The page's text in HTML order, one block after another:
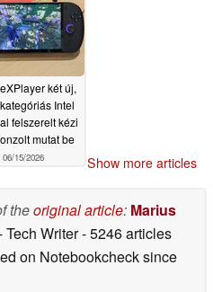
két új,
Intel
felszerelt kézi
mutat be
06/15/2026 Show more articles
theoriginal article: Marius
Tech Writer- 5246 articles
on Notebookchecksince